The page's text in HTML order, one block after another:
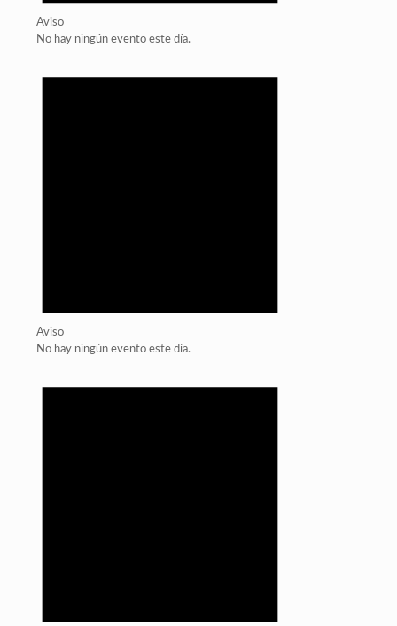
Aviso
No hay ningún evento este día.
Aviso
No hay ningún evento este día.